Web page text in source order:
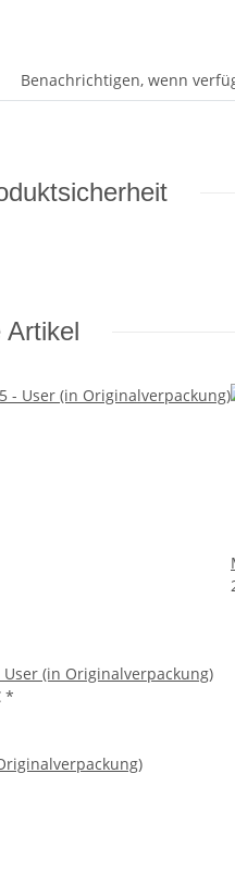
Benachrichtigen, wenn
Artikel
User (in Originalverpackung)
*